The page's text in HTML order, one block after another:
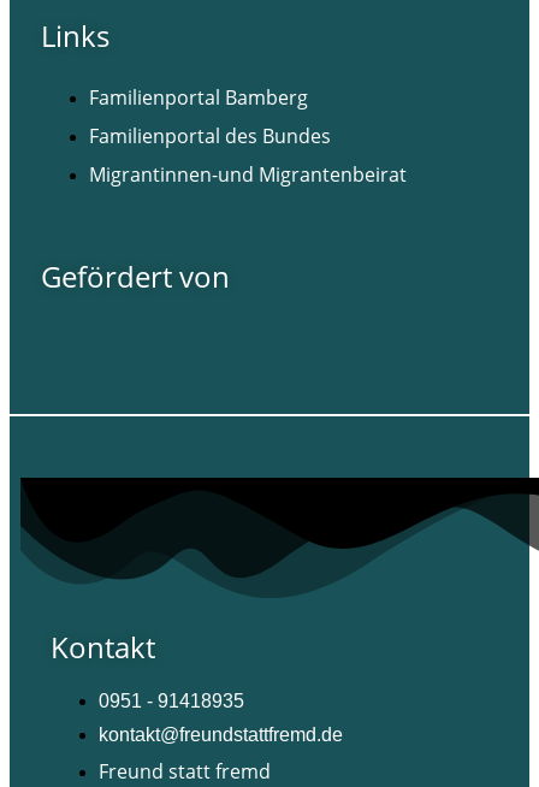
Links
Familienportal Bamberg
Familienportal des Bundes
Migrantinnen-und Migrantenbeirat
Gefördert von
Kontakt
0951 - 91418935
kontakt@freundstattfremd.de
Freund statt fremd